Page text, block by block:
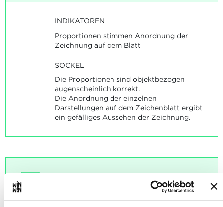
INDIKATOREN
Proportionen stimmen Anordnung der
Zeichnung auf dem Blatt
SOCKEL
Die Proportionen sind objektbezogen
augenscheinlich korrekt.
Die Anordnung der einzelnen
Darstellungen auf dem Zeichenblatt ergibt
ein gefälliges Aussehen der Zeichnung.
Die Auszubildenden sind unter
Anleitung in der Lage, die
Zeichnungen zu bemaßen und